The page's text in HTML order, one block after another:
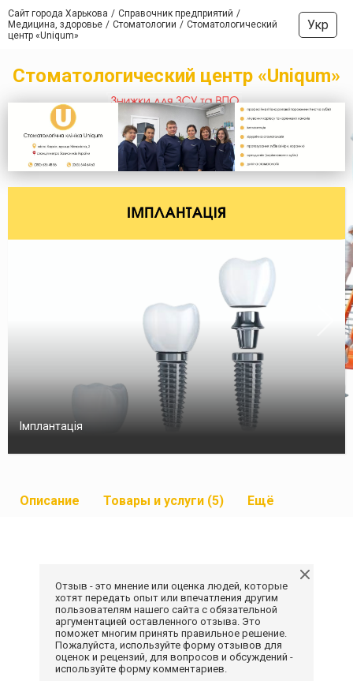
Сайт города Харькова
Справочник предприятий
Медицина, здоровье
Стоматологии
Стоматологический
центр «Uniqum»
Укр
Стоматологический центр «Uniqum»
Імплантація
Описание Товары и услуги (5) Ещё
Отзыв - это мнение или оценка людей, которые
хотят передать опыт или впечатления другим
пользователям нашего сайта с обязательной
аргументацией оставленного отзыва. Это
поможет многим принять правильное решение.
Пожалуйста, используйте форму отзывов для
оценок и рецензий, для вопросов и обсуждений -
используйте форму комментариев.